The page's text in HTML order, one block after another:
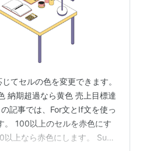
てセルの色を変更できます。
納期超過なら黄色 売上目標達
記事では、For文とIf文を使っ
。 100以上のセルを赤色にす
以上なら赤色にします。 Sub